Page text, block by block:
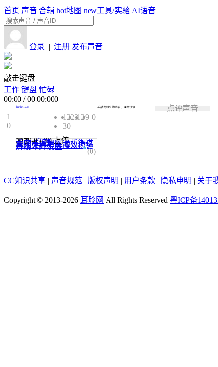
首页 声音 合辑 hot地图 new工具/实验 AI语音
登录 | 注册 发布声音
敲击键盘
工作 键盘 忙碌
00:00 /00:00:000
1
0
hhhhh1235
1223129 0
30
2026-05-30上传
类型:音效
重庆市大足区通桥街道
西湖大道重庆市双桥经
济技术开发区 0.0
(0)
手敲击键盘的声音，速度较快 点评声音
CC知识共享 | 声音规范 | 版权声明 | 用户条款 | 隐私申明 | 关于
Copyright © 2013-2026 耳聆网 All Rights Reserved 粤ICP备